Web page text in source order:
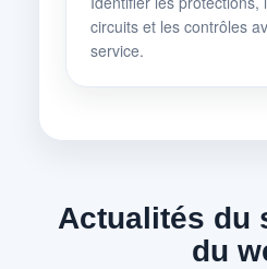
circuits et les contrôles
service.
Actualités du
du